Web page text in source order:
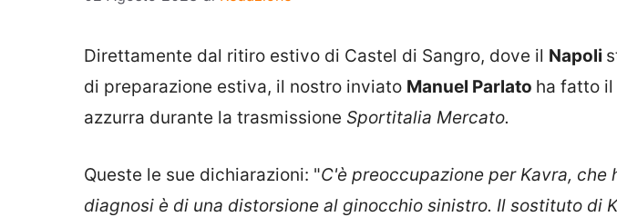
Direttamente dal ritiro estivo di Castel di Sangro, dove il Napoli
di preparazione estiva, il nostro inviato Manuel Parlato ha fatto
azzurra durante la trasmissione Sportitalia Mercato.
Queste le sue dichiarazioni: "C'è preoccupazione per Kavra, che
diagnosi è di una distorsione al ginocchio sinistro. Il sostituto di